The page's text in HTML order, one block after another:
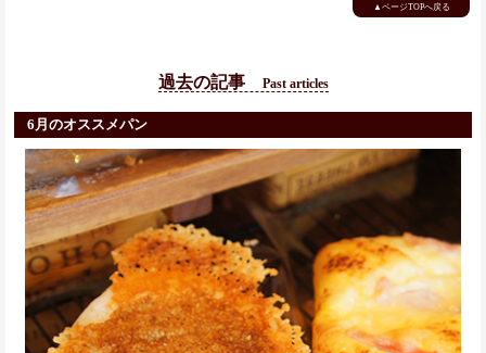
▲ページTOPへ戻る
過去の記事 Past articles
6月のオススメパン